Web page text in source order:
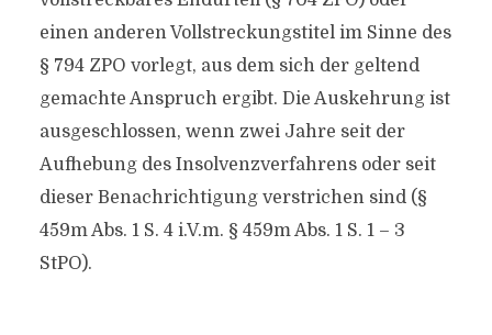
einen anderen Vollstreckungstitel im Sinne des
§ 794 ZPO vorlegt, aus dem sich der geltend
gemachte Anspruch ergibt. Die Auskehrung ist
ausgeschlossen, wenn zwei Jahre seit der
Aufhebung des Insolvenzverfahrens oder seit
dieser Benachrichtigung verstrichen sind (§
459m Abs. 1 S. 4 i.V.m. § 459m Abs. 1 S. 1 – 3
StPO).